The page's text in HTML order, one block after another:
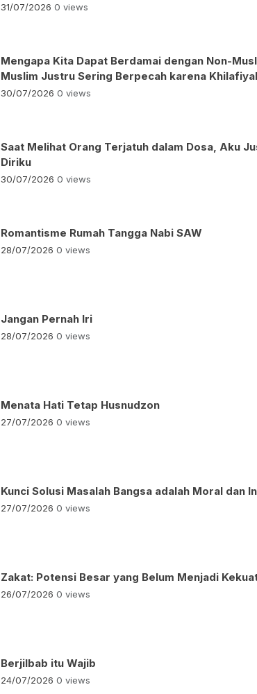
31/07/2026 0 views
Mengapa Kita Dapat Berdamai dengan Non-
Muslim Justru Sering Berpecah karena
30/07/2026 0 views
Saat Melihat Orang Terjatuh dalam Dosa, Aku
Diriku
30/07/2026 0 views
Romantisme Rumah Tangga Nabi SAW
28/07/2026 0 views
Jangan Pernah Iri
28/07/2026 0 views
Menata Hati Tetap Husnudzon
27/07/2026 0 views
Kunci Solusi Masalah Bangsa adalah Moral dan
27/07/2026 0 views
Zakat: Potensi Besar yang Belum Menjadi
26/07/2026 0 views
Berjilbab itu Wajib
24/07/2026 0 views